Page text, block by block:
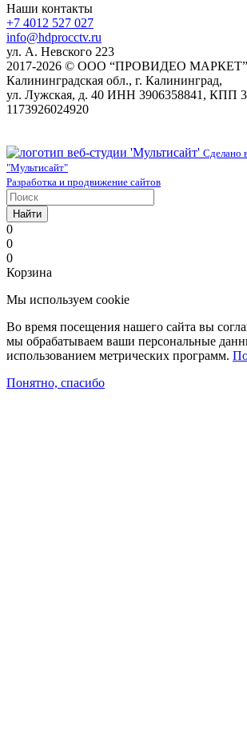
Наши контакты
+7 4012 527 027
info@hdprocctv.ru
ул. А. Невского 223
2017-2026 © ООО “ПРОВИДЕО МАРКЕТ”,
Калининградская обл., г. Калининград,
ул. Лужская, д. 40 ИНН 3906358841, КПП
1173926024920
Сделано
"Мультисайт"
Разработка и продвижение сайтов
Найти
0
0
0
Корзина
Мы используем cookie
Во время посещения нашего сайта вы
мы обрабатываем ваши персональные
использованием метрических программ.
Понятно, спасибо